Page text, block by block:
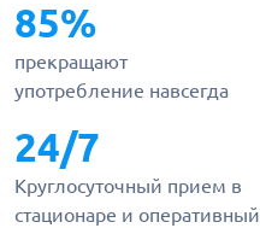
85%
прекращают
употребление навсегда
24/7
Круглосуточный прием в
стационаре и оперативный